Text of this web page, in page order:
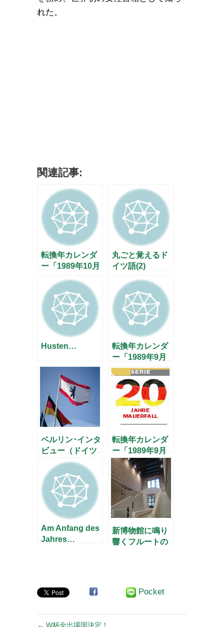
れた。
関連記事:
転換年カレンダ
ー「1989年10月
丸ごと覚えるド
イツ語(2)
Husten…
転換年カレンダ
ー「1989年9月
26日」
ベルリン･インタ
ビュー（ドイツ
語版から先に）
転換年カレンダ
ー「1989年9月
25日」
Am Anfang des
Jahres…
新博物館に鳴り
響くフルートの
Pocket
← W杯全出場国決定！